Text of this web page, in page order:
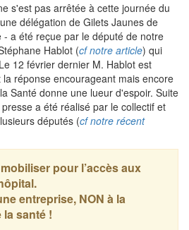
s'est pas arrêtée à cette journée du
délégation de Gilets Jaunes de
a été reçue par le député de notre
Hablot (cf notre article) qui
12 février dernier M. Hablot est
réponse encourageant mais encore
Santé donne une lueur d'espoir. Suite
a été réalisé par le collectif et
députés (cf notre récent
pour l’accès aux
entreprise, NON à la
santé !